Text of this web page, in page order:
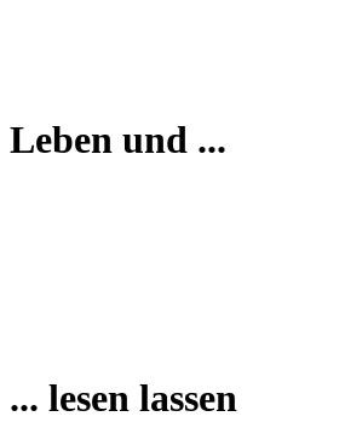
Leben und ...
... lesen lassen